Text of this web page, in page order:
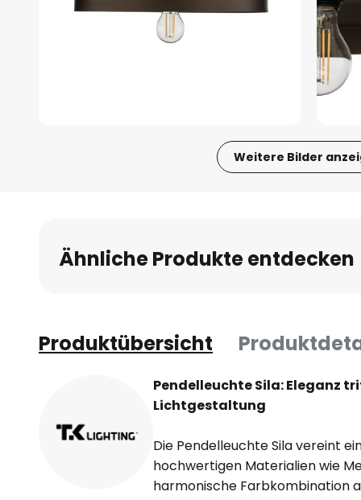
Weitere Bilder
Bildgalerie
springen
Ähnliche Produkte entdecken
Produktübersicht
Pendelleuchte Sila: Eleganz
Lichtgestaltung
Die Pendelleuchte Sila vereint
hochwertigen Materialien wie
harmonische Farbkombination